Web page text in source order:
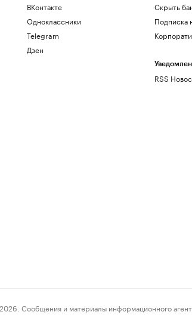
ВКонтакте
Одноклассники
Telegram
Дзен
Скрыть
Подписка
RSS
и материалы информационного